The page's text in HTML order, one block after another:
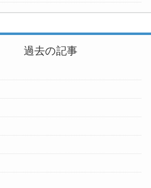
過去の記事